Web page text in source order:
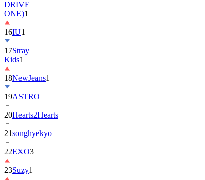
16IU1
17Stray
Kids
18NewJeans
19ASTRO
20Hearts2Hearts
21songhyekyo
22EXO3
23Suzy1
24TXT1